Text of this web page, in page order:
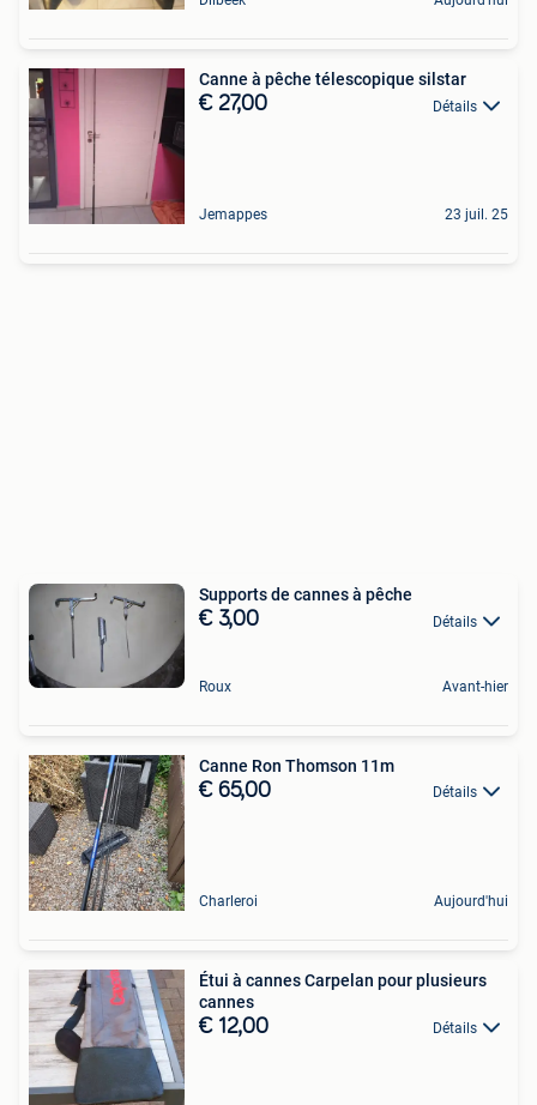
Canne à pêche télescopique silstar
€ 27,00 Détails
Jemappes 23 juil. 25
Supports de cannes à pêche
€ 3,00 Détails
Roux Avant-hier
Canne Ron Thomson 11m
€ 65,00 Détails
Charleroi Aujourd'hui
Étui à cannes Carpelan pour plusieurs
cannes
€ 12,00 Détails